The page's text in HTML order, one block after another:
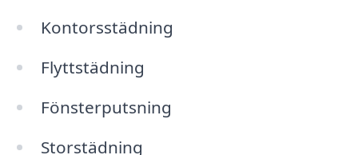
Kontorsstädning
Flyttstädning
Fönsterputsning
Storstädning